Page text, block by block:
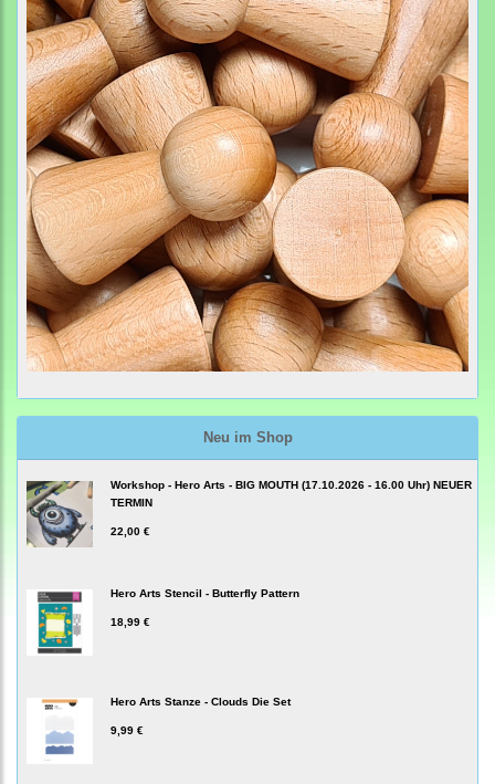
Neu im Shop
Workshop - Hero Arts - BIG MOUTH (17.10.2026 - 16.00 Uhr) NEUER
TERMIN
22,00 €
Hero Arts Stencil - Butterfly Pattern
18,99 €
Hero Arts Stanze - Clouds Die Set
9,99 €